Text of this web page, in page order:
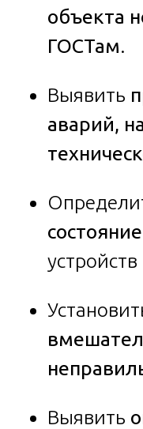
объекта
ГОСТам.
Выявить
аварий,
состояние
Выявить